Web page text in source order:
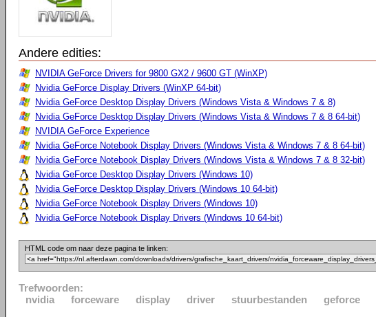
Andere edities:
NVIDIA GeForce Drivers for 9800 GX2 / 9600 GT (WinXP)
Nvidia GeForce Display Drivers (WinXP 64-bit)
Nvidia GeForce Desktop Display Drivers (Windows Vista & Windows 7 & 8)
Nvidia GeForce Desktop Display Drivers (Windows Vista & Windows 7 & 8 64-bit)
NVIDIA GeForce Experience
Nvidia GeForce Notebook Display Drivers (Windows Vista & Windows 7 & 8 64-bit)
Nvidia GeForce Notebook Display Drivers (Windows Vista & Windows 7 & 8 32-bit)
Nvidia GeForce Desktop Display Drivers (Windows 10)
Nvidia GeForce Desktop Display Drivers (Windows 10 64-bit)
Nvidia GeForce Notebook Display Drivers (Windows 10)
Nvidia GeForce Notebook Display Drivers (Windows 10 64-bit)
HTML code om naar deze pagina te linken:
Trefwoorden:
nvidia
forceware display driver stuurbestanden geforce